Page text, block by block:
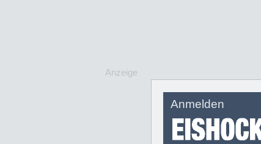
Anmelden
Anzeige